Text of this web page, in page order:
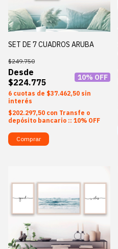
SET DE 7 CUADROS ARUBA
$224.775
$249.750
10% OFF
6 $37.462,50 sin
interés
$202.297,50 con Transfe o
depósito bancario :: 10% OFF
Comprar